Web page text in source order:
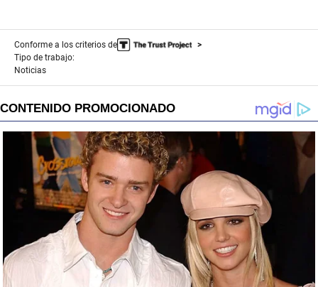
Conforme a los criterios de
Tipo de trabajo:
Noticias